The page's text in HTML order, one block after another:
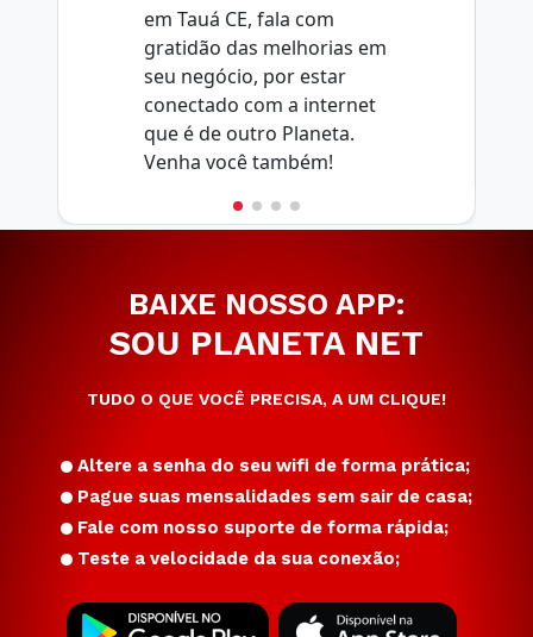
em Tauá CE, fala com
gratidão das melhorias em
seu negócio, por estar
conectado com a internet
que é de outro Planeta.
Venha você também!
BAIXE NOSSO APP:
SOU PLANETA NET
TUDO O QUE VOCÊ PRECISA, A UM CLIQUE!
Altere a senha do seu wifi de forma prática;
Pague suas mensalidades sem sair de casa;
Fale com nosso suporte de forma rápida;
Teste a velocidade da sua conexão;